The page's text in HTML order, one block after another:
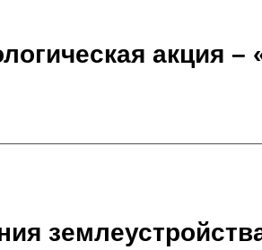
акция –